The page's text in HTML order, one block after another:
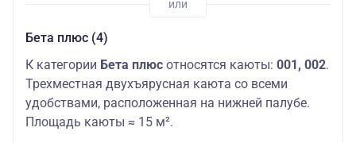
Бета плюс (4)
К категории Бета плюс относятся каюты: 001, 002.
Трехместная двухъярусная каюта со всеми
удобствами, расположенная на нижней палубе.
Площадь каюты ≈ 15 м².